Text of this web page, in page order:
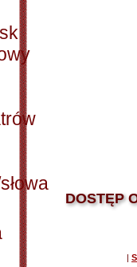
DOSTĘP
|